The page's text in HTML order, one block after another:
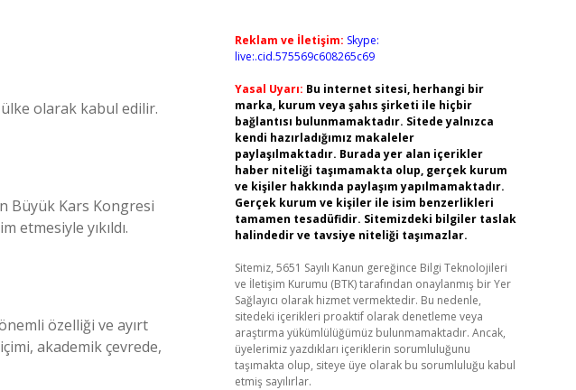
olarak kabul edilir.
Büyük Kars Kongresi
etmesiyle yıkıldı.
özelliği ve ayırt
akademik çevrede,
Reklam ve İletişim: Skype:
live:.cid.575569c608265c69
Yasal Uyarı: Bu internet sitesi, herhangi bir
marka, kurum veya şahıs şirketi ile hiçbir
bağlantısı bulunmamaktadır. Sitede yalnızca
kendi hazırladığımız makaleler
paylaşılmaktadır. Burada yer alan içerikler
haber niteliği taşımamakta olup, gerçek kurum
ve kişiler hakkında paylaşım yapılmamaktadır.
Gerçek kurum ve kişiler ile isim benzerlikleri
tamamen tesadüfidir. Sitemizdeki bilgiler taslak
halindedir ve tavsiye niteliği taşımazlar.
Sitemiz, 5651 Sayılı Kanun gereğince Bilgi Teknolojileri
ve İletişim Kurumu (BTK) tarafından onaylanmış bir Yer
Sağlayıcı olarak hizmet vermektedir. Bu nedenle,
sitedeki içerikleri proaktif olarak denetleme veya
araştırma yükümlülüğümüz bulunmamaktadır. Ancak,
üyelerimiz yazdıkları içeriklerin sorumluluğunu
taşımakta olup, siteye üye olarak bu sorumluluğu kabul
etmiş sayılırlar.